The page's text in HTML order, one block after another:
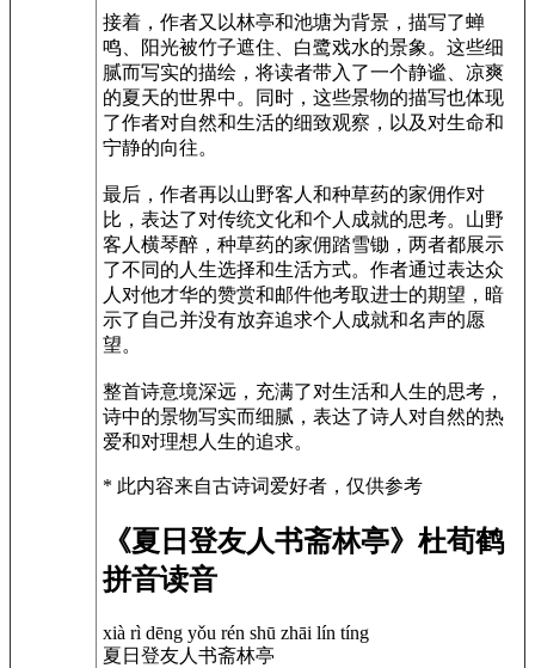
接着，作者又以林亭和池塘为背景，描写了蝉
鸣、阳光被竹子遮住、白鹭戏水的景象。这些细
腻而写实的描绘，将读者带入了一个静谧、凉爽
的夏天的世界中。同时，这些景物的描写也体现
了作者对自然和生活的细致观察，以及对生命和
宁静的向往。
最后，作者再以山野客人和种草药的家佣作对
比，表达了对传统文化和个人成就的思考。山野
客人横琴醉，种草药的家佣踏雪锄，两者都展示
了不同的人生选择和生活方式。作者通过表达众
人对他才华的赞赏和邮件他考取进士的期望，暗
示了自己并没有放弃追求个人成就和名声的愿
望。
整首诗意境深远，充满了对生活和人生的思考，
诗中的景物写实而细腻，表达了诗人对自然的热
爱和对理想人生的追求。
* 此内容来自古诗词爱好者，仅供参考
《夏日登友人书斋林亭》杜荀鹤
拼音读音
xià rì dēng yǒu rén shū zhāi lín tíng
夏日登友人书斋林亭